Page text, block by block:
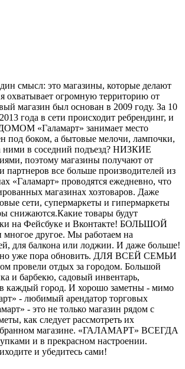
смысл: это магазины, которые делают
охватывает огромную территорию от
магазин был основан в 2009 году. За 10
года в сети происходит ребрендинг, и
«Галамарт» занимает место
под боком, а бытовые мелочи, лампочки,
ними в соседний подъезд? НИЗКИЕ
поэтому магазины получают от
все больше производителей из
проводятся ежедневно, что
магазинах хозтоваров. Даже
сети, супермаркеты и гипермаркеты
снижаются.Какие товары будут
на Фейсбуке и Вконтакте! БОЛЬШОЙ
другое. Мы работаем на
для балкона или лоджии. И даже больше!
уже пора обновить. ДЛЯ ВСЕЙ СЕМЬИ
провели отдых за городом. Большой
и барбекю, садовый инвентарь,
каждый город. И хорошо заметны - мимо
- любимый арендатор торговых
- это не только магазин рядом с
как следует рассмотреть их
выбранном магазине. «ГАЛАМАРТ» ВСЕГДА
и в прекрасном настроении.
и убедитесь сами!